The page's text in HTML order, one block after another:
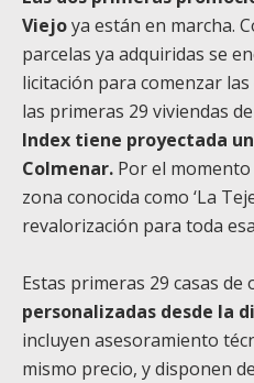
Viejoya están en marcha.
parcelas ya adquiridas se
licitación para comenzar
las primeras 29 viviendas
Index tiene proyectada
Colmenar. Por el
zona conocida como ‘La
revalorización para toda
Estas primeras 29 casas de
personalizadas desde la
incluyen asesoramiento
mismo precio, y disponen